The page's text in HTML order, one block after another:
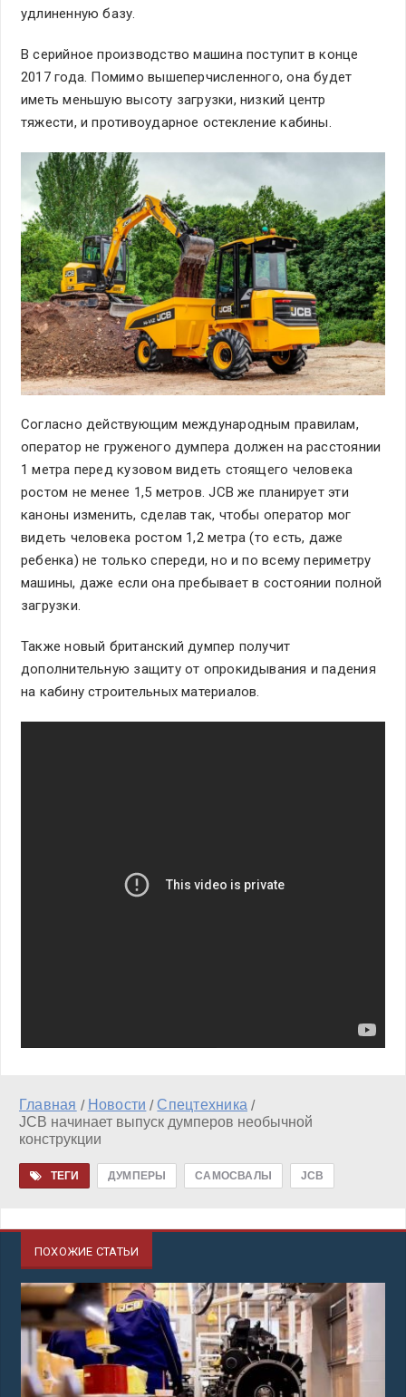
удлиненную базу.
В серийное производство машина поступит в конце
2017 года. Помимо вышеперчисленного, она будет
иметь меньшую высоту загрузки, низкий центр
тяжести, и противоударное остекление кабины.
Согласно действующим международным правилам,
оператор не груженого думпера должен на расстоянии
1 метра перед кузовом видеть стоящего человека
ростом не менее 1,5 метров. JCB же планирует эти
каноны изменить, сделав так, чтобы оператор мог
видеть человека ростом 1,2 метра (то есть, даже
ребенка) не только спереди, но и по всему периметру
машины, даже если она пребывает в состоянии полной
загрузки.
Также новый британский думпер получит
дополнительную защиту от опрокидывания и падения
на кабину строительных материалов.
Главная / Новости / Спецтехника /
JCB начинает выпуск думперов необычной
конструкции
ТЕГИ ДУМПЕРЫ САМОСВАЛЫ JCB
ПОХОЖИЕ СТАТЬИ